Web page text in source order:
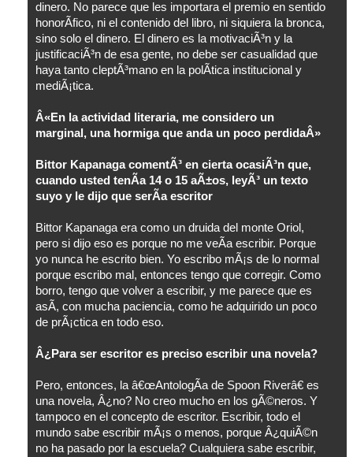
dinero. No parece que les importara el premio en sentido
honorÃ­fico, ni el contenido del libro, ni siquiera la bronca,
sino solo el dinero. El dinero es la motivaciÃ³n y la
justificaciÃ³n de esa gente, no debe ser casualidad que
haya tanto cleptÃ³mano en la polÃ­tica institucional y
mediÃ¡tica.
Â«En la actividad literaria, me considero un
marginal, una hormiga que anda un poco perdidaÂ»
Bittor Kapanaga comentÃ³ en cierta ocasiÃ³n que,
cuando usted tenÃ­a 14 o 15 aÃ±os, leyÃ³ un texto
suyo y le dijo que serÃ­a escritor
Bittor Kapanaga era como un druida del monte Oriol,
pero si dijo eso es porque no me veÃ­a escribir. Porque
yo nunca he escrito bien. Yo escribo mÃ¡s de lo normal
porque escribo mal, entonces tengo que corregir. Como
borro, tengo que volver a escribir, y me parece que es
asÃ­, con mucha paciencia, como he adquirido un poco
de prÃ¡ctica en todo eso.
Â¿Para ser escritor es preciso escribir una novela?
Pero, entonces, la â€œAntologÃ­a de Spoon Riverâ€ es
una novela, Â¿no? No creo mucho en los gÃ©neros. Y
tampoco en el concepto de escritor. Escribir, todo el
mundo sabe escribir mÃ¡s o menos, porque Â¿quiÃ©n
no ha pasado por la escuela? Cualquiera sabe escribir,